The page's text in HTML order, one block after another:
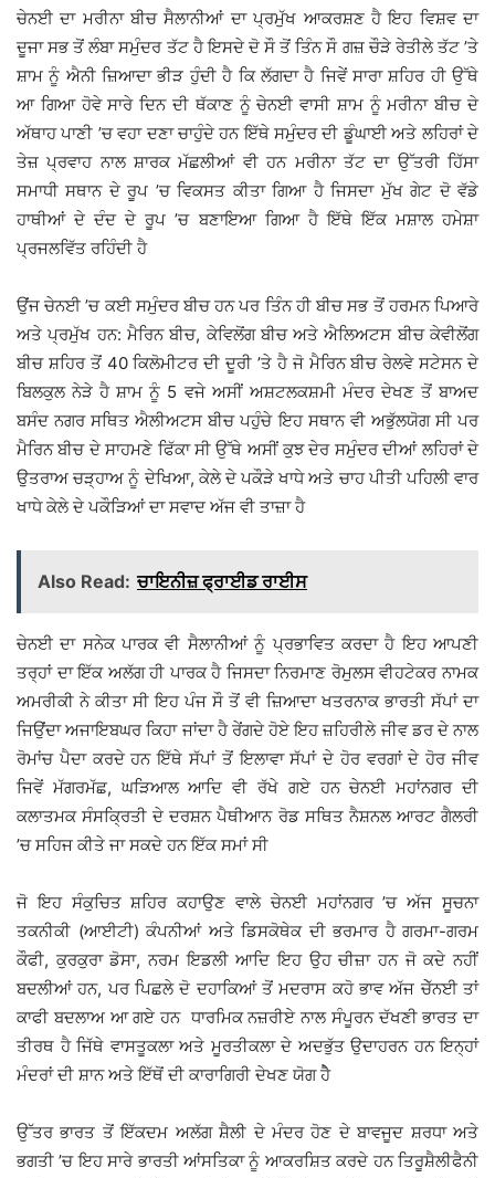
ਚੇਨਈ ਦਾ ਮਰੀਨਾ ਬੀਚ ਸੈਲਾਨੀਆਂ ਦਾ ਪ੍ਰਮੁੱਖ ਆਕਰਸ਼ਣ ਹੈ ਇਹ ਵਿਸ਼ਵ ਦਾ
ਦੂਜਾ ਸਭ ਤੋਂ ਲੰਬਾ ਸਮੁੰਦਰ ਤੱਟ ਹੈ ਇਸਦੇ ਦੋ ਸੌ ਤੋਂ ਤਿੰਨ ਸੌ ਗਜ਼ ਚੌੜੇ ਰੇਤੀਲੇ ਤੱਟ ’ਤੇ
ਸ਼ਾਮ ਨੂੰ ਐਨੀ ਜ਼ਿਆਦਾ ਭੀੜ ਹੁੰਦੀ ਹੈ ਕਿ ਲੱਗਦਾ ਹੈ ਜਿਵੇਂ ਸਾਰਾ ਸ਼ਹਿਰ ਹੀ ਉੱਥੇ
ਆ ਗਿਆ ਹੋਵੇ ਸਾਰੇ ਦਿਨ ਦੀ ਥੱਕਾਣ ਨੂੰ ਚੇਨਈ ਵਾਸੀ ਸ਼ਾਮ ਨੂੰ ਮਰੀਨਾ ਬੀਚ ਦੇ
ਅੱਥਾਹ ਪਾਣੀ ’ਚ ਵਹਾ ਦਣਾ ਚਾਹੁੰਦੇ ਹਨ ਇੱਥੇ ਸਮੁੰਦਰ ਦੀ ਡੂੰਘਾਈ ਅਤੇ ਲਹਿਰਾਂ ਦੇ
ਤੇਜ਼ ਪ੍ਰਵਾਹ ਨਾਲ ਸ਼ਾਰਕ ਮੱਛਲੀਆਂ ਵੀ ਹਨ ਮਰੀਨਾ ਤੱਟ ਦਾ ਉੱਤਰੀ ਹਿੱਸਾ
ਸਮਾਧੀ ਸਥਾਨ ਦੇ ਰੂਪ ’ਚ ਵਿਕਸਤ ਕੀਤਾ ਗਿਆ ਹੈ ਜਿਸਦਾ ਮੁੱਖ ਗੇਟ ਦੋ ਵੱਡੇ
ਹਾਥੀਆਂ ਦੇ ਦੰਦ ਦੇ ਰੂਪ ’ਚ ਬਣਾਇਆ ਗਿਆ ਹੈ ਇੱਥੇ ਇੱਕ ਮਸ਼ਾਲ ਹਮੇਸ਼ਾ
ਪ੍ਰਜਲਵਿੱਤ ਰਹਿੰਦੀ ਹੈ
ਉਂਜ ਚੇਨਈ ’ਚ ਕਈ ਸਮੁੰਦਰ ਬੀਚ ਹਨ ਪਰ ਤਿੰਨ ਹੀ ਬੀਚ ਸਭ ਤੋਂ ਹਰਮਨ ਪਿਆਰੇ
ਅਤੇ ਪ੍ਰਮੁੱਖ ਹਨ: ਮੈਰਿਨ ਬੀਚ, ਕੇਵਿਲੋਂਗ ਬੀਚ ਅਤੇ ਐਲਿਅਟਸ ਬੀਚ ਕੇਵੀਲੋਂਗ
ਬੀਚ ਸ਼ਹਿਰ ਤੋਂ 40 ਕਿਲੋਮੀਟਰ ਦੀ ਦੂਰੀ ’ਤੇ ਹੈ ਜੋ ਮੈਰਿਨ ਬੀਚ ਰੇਲਵੇ ਸਟੇਸਨ ਦੇ
ਬਿਲਕੁਲ ਨੇੜੇ ਹੈ ਸ਼ਾਮ ਨੂੰ 5 ਵਜੇ ਅਸੀਂ ਅਸ਼ਟਲਕਸ਼ਮੀ ਮੰਦਰ ਦੇਖਣ ਤੋਂ ਬਾਅਦ
ਬਸੰਦ ਨਗਰ ਸਥਿਤ ਐਲੀਅਟਸ ਬੀਚ ਪਹੁੰਚੇ ਇਹ ਸਥਾਨ ਵੀ ਅਭੁੱਲਯੋਗ ਸੀ ਪਰ
ਮੈਰਿਨ ਬੀਚ ਦੇ ਸਾਹਮਣੇ ਫਿੱਕਾ ਸੀ ਉੱਥੇ ਅਸੀਂ ਕੁਝ ਦੇਰ ਸਮੁੰਦਰ ਦੀਆਂ ਲਹਿਰਾਂ ਦੇ
ਉਤਰਾਅ ਚੜ੍ਹਾਅ ਨੂੰ ਦੇਖਿਆ, ਕੇਲੇ ਦੇ ਪਕੌੜੇ ਖਾਧੇ ਅਤੇ ਚਾਹ ਪੀਤੀ ਪਹਿਲੀ ਵਾਰ
ਖਾਧੇ ਕੇਲੇ ਦੇ ਪਕੌੜਿਆਂ ਦਾ ਸਵਾਦ ਅੱਜ ਵੀ ਤਾਜ਼ਾ ਹੈ
Also Read: ਚਾਇਨੀਜ਼ ਫ੍ਰਾਈਡ ਰਾਈਸ
ਚੇਨਈ ਦਾ ਸਨੇਕ ਪਾਰਕ ਵੀ ਸੈਲਾਨੀਆਂ ਨੂੰ ਪ੍ਰਭਾਵਿਤ ਕਰਦਾ ਹੈ ਇਹ ਆਪਣੀ
ਤਰ੍ਹਾਂ ਦਾ ਇੱਕ ਅਲੱਗ ਹੀ ਪਾਰਕ ਹੈ ਜਿਸਦਾ ਨਿਰਮਾਣ ਰੋਮੁਲਸ ਵੀਹਟੇਕਰ ਨਾਮਕ
ਅਮਰੀਕੀ ਨੇ ਕੀਤਾ ਸੀ ਇਹ ਪੰਜ ਸੌ ਤੋਂ ਵੀ ਜ਼ਿਆਦਾ ਖਤਰਨਾਕ ਭਾਰਤੀ ਸੱਪਾਂ ਦਾ
ਜਿਉਂਦਾ ਅਜਾਇਬਘਰ ਕਿਹਾ ਜਾਂਦਾ ਹੈ ਰੇਂਗਦੇ ਹੋਏ ਇਹ ਜ਼ਹਿਰੀਲੇ ਜੀਵ ਡਰ ਦੇ ਨਾਲ
ਰੋਮਾਂਚ ਪੈਦਾ ਕਰਦੇ ਹਨ ਇੱਥੇ ਸੱਪਾਂ ਤੋਂ ਇਲਾਵਾ ਸੱਪਾਂ ਦੇ ਹੋਰ ਵਰਗਾਂ ਦੇ ਹੋਰ ਜੀਵ
ਜਿਵੇਂ ਮੱਗਰਮੱਛ, ਘੜਿਆਲ ਆਦਿ ਵੀ ਰੱਖੇ ਗਏ ਹਨ ਚੇਨਈ ਮਹਾਂਨਗਰ ਦੀ
ਕਲਾਤਮਕ ਸੰਸਕ੍ਰਿਤੀ ਦੇ ਦਰਸ਼ਨ ਪੈਥੀਆਨ ਰੋਡ ਸਥਿਤ ਨੈਸ਼ਨਲ ਆਰਟ ਗੈਲਰੀ
’ਚ ਸਹਿਜ ਕੀਤੇ ਜਾ ਸਕਦੇ ਹਨ ਇੱਕ ਸਮਾਂ ਸੀ
ਜੋ ਇਹ ਸੰਕੁਚਿਤ ਸ਼ਹਿਰ ਕਹਾਉਣ ਵਾਲੇ ਚੇਨਈ ਮਹਾਂਨਗਰ ’ਚ ਅੱਜ ਸੂਚਨਾ
ਤਕਨੀਕੀ (ਆਈਟੀ) ਕੰਪਨੀਆਂ ਅਤੇ ਡਿਸਕੋਥੇਕ ਦੀ ਭਰਮਾਰ ਹੈ ਗਰਮਾ-ਗਰਮ
ਕੌਫੀ, ਕੁਰਕੁਰਾ ਡੋਸਾ, ਨਰਮ ਇਡਲੀ ਆਦਿ ਇਹ ਉਹ ਚੀਜ਼ਾ ਹਨ ਜੋ ਕਦੇ ਨਹੀਂ
ਬਦਲੀਆਂ ਹਨ, ਪਰ ਪਿਛਲੇ ਦੋ ਦਹਾਕਿਆਂ ਤੋਂ ਮਦਰਾਸ ਕਹੋ ਭਾਵ ਅੱਜ ਚੇੱਨਈ ਤਾਂ
ਕਾਫੀ ਬਦਲਾਅ ਆ ਗਏ ਹਨ ਧਾਰਮਿਕ ਨਜ਼ਰੀਏ ਨਾਲ ਸੰਪੂਰਨ ਦੱਖਣੀ ਭਾਰਤ ਦਾ
ਤੀਰਥ ਹੈ ਜਿੱਥੇ ਵਾਸਤੂਕਲਾ ਅਤੇ ਮੂਰਤੀਕਲਾ ਦੇ ਅਦਭੁੱਤ ਉਦਾਹਰਨ ਹਨ ਇਨ੍ਹਾਂ
ਮੰਦਰਾਂ ਦੀ ਸ਼ਾਨ ਅਤੇ ਇੱਥੋਂ ਦੀ ਕਾਰਾਗਿਰੀ ਦੇਖਣ ਯੋਗ ਹੈੇ
ਉੱਤਰ ਭਾਰਤ ਤੋਂ ਇੱਕਦਮ ਅਲੱਗ ਸ਼ੈਲੀ ਦੇ ਮੰਦਰ ਹੋਣ ਦੇ ਬਾਵਜੂਦ ਸ਼ਰਧਾ ਅਤੇ
ਭਗਤੀ ’ਚ ਇਹ ਸਾਰੇ ਭਾਰਤੀ ਆਂਸਤਿਕਾ ਨੂੰ ਆਕਰਸ਼ਿਤ ਕਰਦੇ ਹਨ ਤਿਰੂਸ਼ੈਲੀਫੈਨੀ